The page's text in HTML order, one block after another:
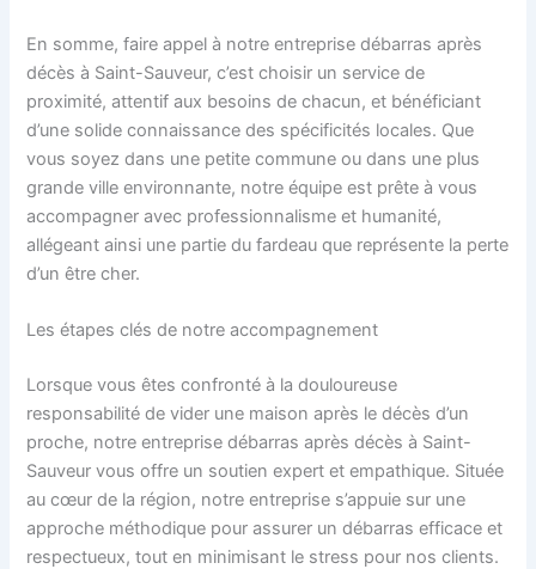
En somme, faire appel à notre entreprise débarras après
décès à Saint-Sauveur, c’est choisir un service de
proximité, attentif aux besoins de chacun, et bénéficiant
d’une solide connaissance des spécificités locales. Que
vous soyez dans une petite commune ou dans une plus
grande ville environnante, notre équipe est prête à vous
accompagner avec professionnalisme et humanité,
allégeant ainsi une partie du fardeau que représente la perte
d’un être cher.
Les étapes clés de notre accompagnement
Lorsque vous êtes confronté à la douloureuse
responsabilité de vider une maison après le décès d’un
proche, notre entreprise débarras après décès à Saint-
Sauveur vous offre un soutien expert et empathique. Située
au cœur de la région, notre entreprise s’appuie sur une
approche méthodique pour assurer un débarras efficace et
respectueux, tout en minimisant le stress pour nos clients.